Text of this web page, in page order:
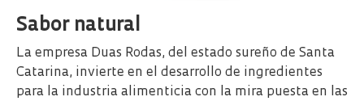
Sabor natural
La empresa Duas Rodas, del estado sureño de Santa
Catarina, invierte en el desarrollo de ingredientes
para la industria alimenticia con la mira puesta en las